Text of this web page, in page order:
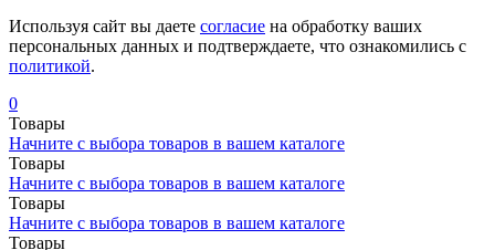
Используя сайт вы даете согласие на обработку ваших
персональных данных и подтверждаете, что ознакомились с
политикой.
0
Товары
Начните с выбора товаров в вашем каталоге
Товары
Начните с выбора товаров в вашем каталоге
Товары
Начните с выбора товаров в вашем каталоге
Товары